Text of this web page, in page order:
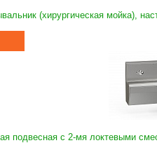
(хирургическая мойка),
подвесная с 2-мя локтевыми